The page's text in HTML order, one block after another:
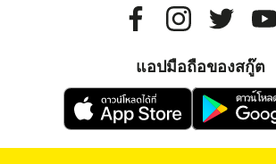
แอปมือถือของสกู๊ต